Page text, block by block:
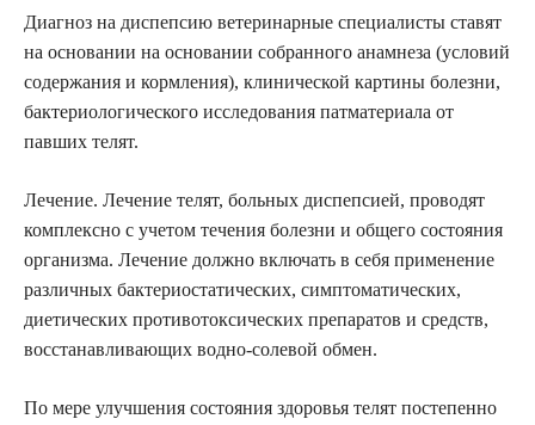
Диагноз на диспепсию ветеринарные специалисты ставят
на основании на основании собранного анамнеза (условий
содержания и кормления), клинической картины болезни,
бактериологического исследования патматериала от
павших телят.
Лечение. Лечение телят, больных диспепсией, проводят
комплексно с учетом течения болезни и общего состояния
организма. Лечение должно включать в себя применение
различных бактериостатических, симптоматических,
диетических противотоксических препаратов и средств,
восстанавливающих водно-солевой обмен.
По мере улучшения состояния здоровья телят постепенно